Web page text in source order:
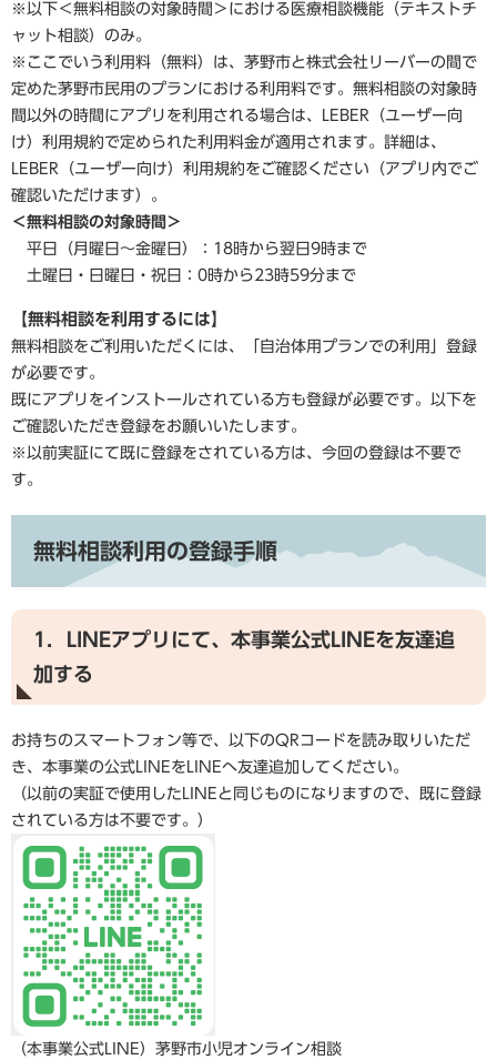
※以下＜無料相談の対象時間＞における医療相談機能（テキストチ
ャット相談）のみ。
※ここでいう利用料（無料）は、茅野市と株式会社リーバーの間で
定めた茅野市民用のプランにおける利用料です。無料相談の対象時
間以外の時間にアプリを利用される場合は、LEBER（ユーザー向
け）利用規約で定められた利用料金が適用されます。詳細は、
LEBER（ユーザー向け）利用規約をご確認ください（アプリ内でご
確認いただけます）。​
＜無料相談の対象時間＞
平日（月曜日〜金曜日）：18時から翌日9時まで
土曜日・日曜日・祝日：0時から23時59分まで
【無料相談を利用するには】
無料相談をご利用いただくには、「自治体用プランでの利用」登録
が必要です。
既にアプリをインストールされている方も登録が必要です。以下を
ご確認いただき登録をお願いいたします。
※以前実証にて既に登録をされている方は、今回の登録は不要で
す。
無料相談利用の登録手順
1．LINEアプリにて、本事業公式LINEを友達追
加する
お持ちのスマートフォン等で、以下のQRコードを読み取りいただ
き、本事業の公式LINEをLINEへ友達追加してください。
（以前の実証で使用したLINEと同じものになりますので、既に登録
されている方は不要です。）
（本事業公式LINE）​茅野市小児オンライン相談